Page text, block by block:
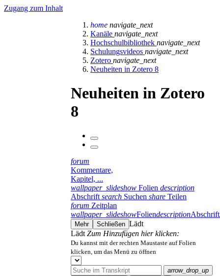
Zugang zum Inhalt
home navigate_next
Kanäle navigate_next
Hochschulbibliothek navigate_next
Schulungsvideos navigate_next
Zotero navigate_next
Neuheiten in Zotero 8
Neuheiten in Zotero
8
forum
Kommentare,
Kapitel, ...
wallpaper_slideshow Folien description
Abschrift search Suchen share Teilen
forum Zeitplan
wallpaper_slideshowFoliendescriptionAbschrift
Mehr Schließen Lädt
Lädt Zum Hinzufügen hier klicken:
Du kannst mit der rechten Maustaste auf Folien
klicken, um das Menü zu öffnen
arrow_drop_up